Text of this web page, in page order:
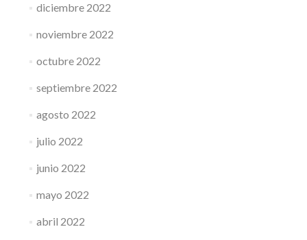
diciembre 2022
noviembre 2022
octubre 2022
septiembre 2022
agosto 2022
julio 2022
junio 2022
mayo 2022
abril 2022